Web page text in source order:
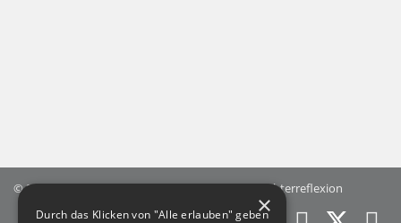
© 2026 Landesfachstelle Jungenarbeit & Geschlechterreflexion
×
Durch das Klicken von "Alle erlauben" geben